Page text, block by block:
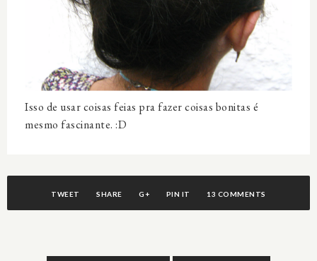
Isso de usar coisas feias pra fazer coisas bonitas é
mesmo fascinante. :D
TWEET SHARE G+ PIN IT 13 COMMENTS